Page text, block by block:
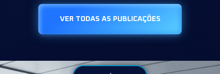
VER TODAS AS PUBLICAÇÕES